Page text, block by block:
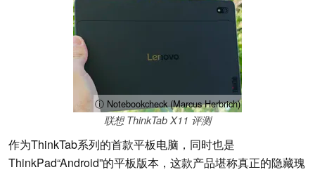
ⓘ Notebookcheck (Marcus Herbrich)
联想 ThinkTab X11 评测
作为ThinkTab系列的首款平板电脑，同时也是
ThinkPad“Android”的平板版本，这款产品堪称真正的隐藏瑰